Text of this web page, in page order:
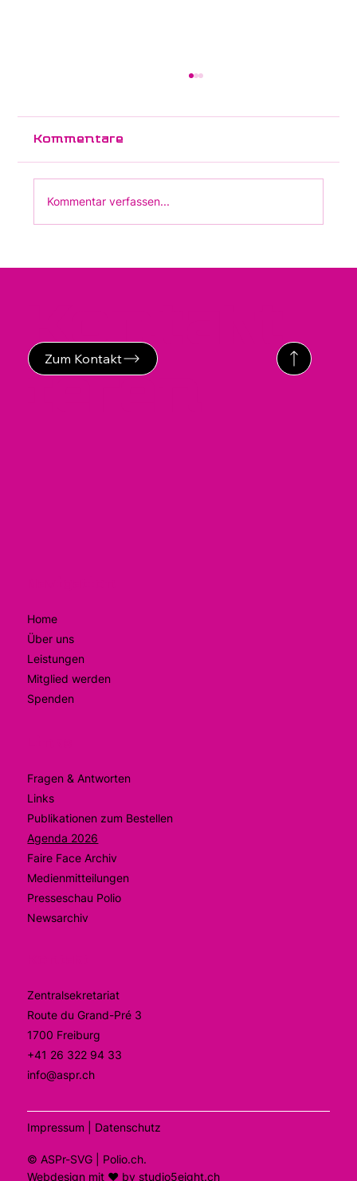
Stahlkammer Hightech wurde
Kommentare
Kommentar verfassen...
Kontakt
Zum Kontakt
Home
Über uns
Leistungen
Mitglied werden
Spenden
Fragen & Antworten
Links
Publikationen zum Bestellen
Agenda 2026
Faire Face Archiv
Medienmitteilungen
Presseschau Polio
Newsarchiv
Zentralsekretariat
Route du Grand-Pré 3
1700 Freiburg
+41 26 322 94 33
info@aspr.ch
Impressum | Datenschutz
© ASPr-SVG | Polio.ch.
Webdesign mit ❤ by studio5eight.ch